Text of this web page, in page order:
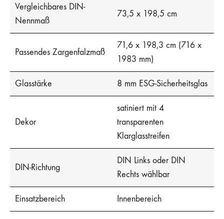
Vergleichbares DIN-
Nennmaß
73,5 x 198,5 cm
Passendes Zargenfalzmaß
71,6 x 198,3 cm (716 x
1983 mm)
Glasstärke 8 mm ESG-Sicherheitsglas
Dekor
satiniert mit 4
transparenten
Klarglasstreifen
DIN-Richtung
DIN Links oder DIN
Rechts wählbar
Einsatzbereich Innenbereich